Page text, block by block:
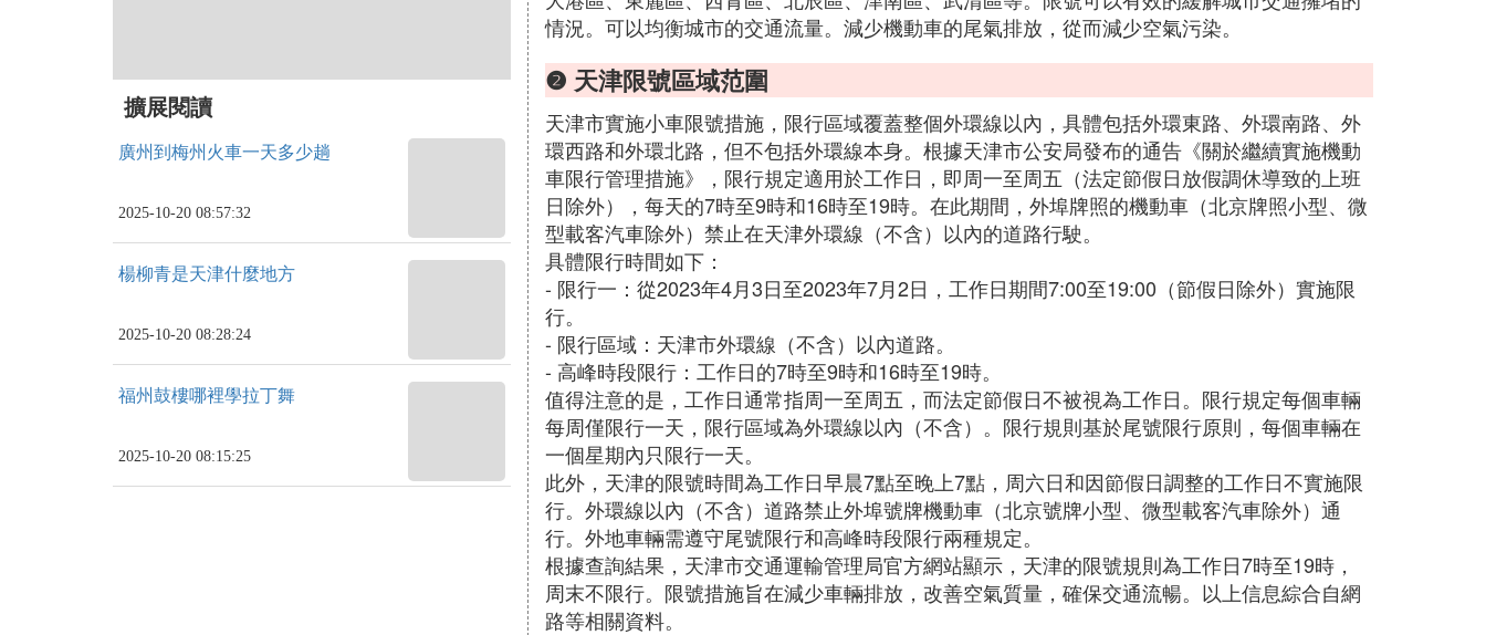
擴展閱讀
廣州到梅州火車一天多少趟
2025-10-20 08:57:32
楊柳青是天津什麼地方
2025-10-20 08:28:24
福州鼓樓哪裡學拉丁舞
2025-10-20 08:15:25
情況。可以均衡城市的交通流量。減少機動車的尾氣排放，從而減少空氣污染。
❷ 天津限號區域范圍
天津市實施小車限號措施，限行區域覆蓋整個外環線以內，具體包括外環東路、外環南路、外
環西路和外環北路，但不包括外環線本身。根據天津市公安局發布的通告《關於繼續實施機動
車限行管理措施》，限行規定適用於工作日，即周一至周五（法定節假日放假調休導致的上班
日除外），每天的7時至9時和16時至19時。在此期間，外埠牌照的機動車（北京牌照小型、微
型載客汽車除外）禁止在天津外環線（不含）以內的道路行駛。
具體限行時間如下：
- 限行一：從2023年4月3日至2023年7月2日，工作日期間7:00至19:00（節假日除外）實施限
行。
- 限行區域：天津市外環線（不含）以內道路。
- 高峰時段限行：工作日的7時至9時和16時至19時。
值得注意的是，工作日通常指周一至周五，而法定節假日不被視為工作日。限行規定每個車輛
每周僅限行一天，限行區域為外環線以內（不含）。限行規則基於尾號限行原則，每個車輛在
一個星期內只限行一天。
此外，天津的限號時間為工作日早晨7點至晚上7點，周六日和因節假日調整的工作日不實施限
行。外環線以內（不含）道路禁止外埠號牌機動車（北京號牌小型、微型載客汽車除外）通
行。外地車輛需遵守尾號限行和高峰時段限行兩種規定。
根據查詢結果，天津市交通運輸管理局官方網站顯示，天津的限號規則為工作日7時至19時，
周末不限行。限號措施旨在減少車輛排放，改善空氣質量，確保交通流暢。以上信息綜合自網
路等相關資料。